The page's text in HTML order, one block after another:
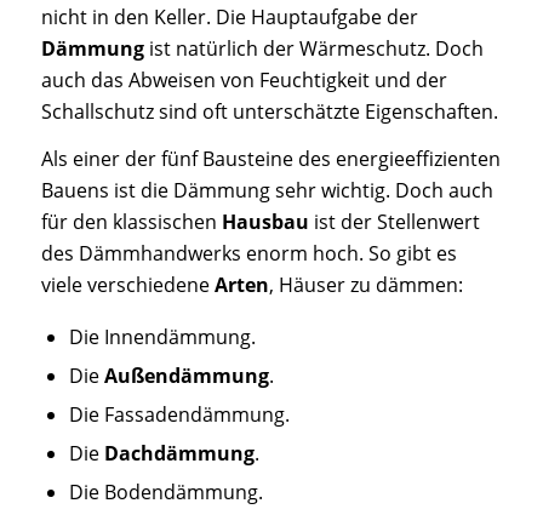
nicht in den Keller. Die Hauptaufgabe der
Dämmungist natürlich der Wärmeschutz. Doch
auch das Abweisen von Feuchtigkeit und der
Schallschutz sind oft unterschätzte Eigenschaften.
Als einer der fünf Bausteine des energieeffizienten
Bauens ist die Dämmung sehr wichtig. Doch auch
für den klassischen Hausbau ist der Stellenwert
des Dämmhandwerks enorm hoch. So gibt es
viele verschiedeneArten, Häuser zu dämmen:
Die Innendämmung.
DieAußendämmung.
Die Fassadendämmung.
Die Dachdämmung.
Die Bodendämmung.